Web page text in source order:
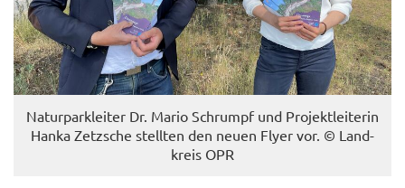
Na­tur­par­k­lei­ter Dr. Mario Schrumpf und Pro­jekt­lei­te­rin
Hanka Zetz­sche stell­ten den neuen Flyer vor. © Land­
kreis OPR